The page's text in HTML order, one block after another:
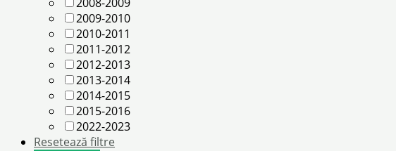
2009-2010
2010-2011
2011-2012
2012-2013
2013-2014
2014-2015
2015-2016
2022-2023
Resetează filtre